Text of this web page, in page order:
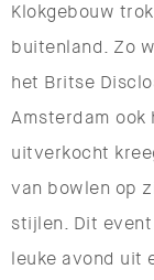
Klokgebouw
buitenland. Zo
het Britse
Amsterdam ook
uitverkocht
van bowlen op
stijlen. Dit
leuke avond uit